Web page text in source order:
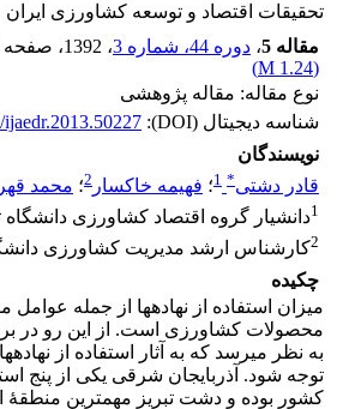
تحقیقات اقتصاد و توسعه کشاورزی ایران
مقاله 5
، دوره 44، شماره 3 ، 1392 ، صفحه
(
1.24 M
)
نوع مقاله: مقاله پژوهشی
شناسه دیجیتال (DOI):
ijaedr.2013.50227
نویسندگان
قادر دشتی*
1؛ فهیمه خاکسار 2؛ محمد
1دانشیار گروه اقتصاد کشاورزی دانشگاه
2کارشناس ارشد مدیریت کشاورزی
چکیده
میزان استفاده از نهاده­ها از جمله عوامل
محصولات کشاورزی است. از این رو در
به نظر می­رسد که به آثار استفاده از
توجه شود. آذربایجان شرقی یکی از پنج
کشور بوده و دشت تبریز مهم­ترین منطقۀ